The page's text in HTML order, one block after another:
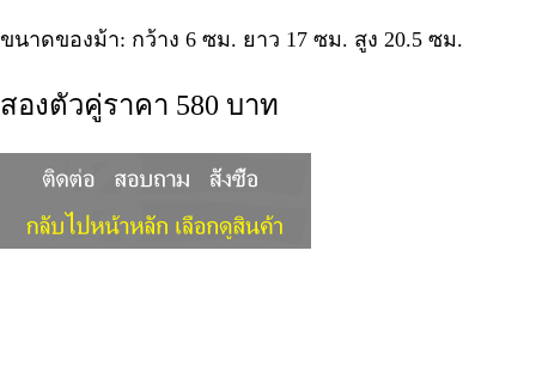
ขนาดของม้า: กว้าง 6 ซม. ยาว 17 ซม. สูง 20.5 ซม.
สองตัวคู่ราคา 580 บาท